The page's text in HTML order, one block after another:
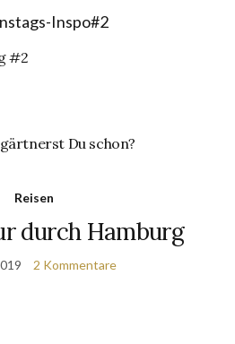
#2
Du schon?
Reisen
durch Hamburg
2 Kommentare